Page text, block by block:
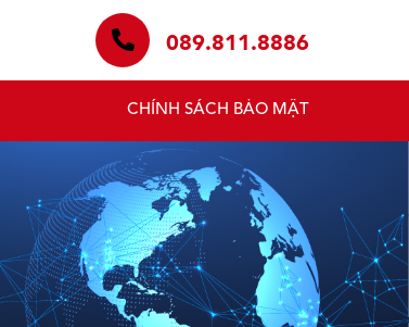
089.811.8886
CHÍNH SÁCH BẢO MẬT